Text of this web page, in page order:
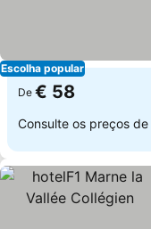
Escolha popular
De € 58
Consulte os preços de